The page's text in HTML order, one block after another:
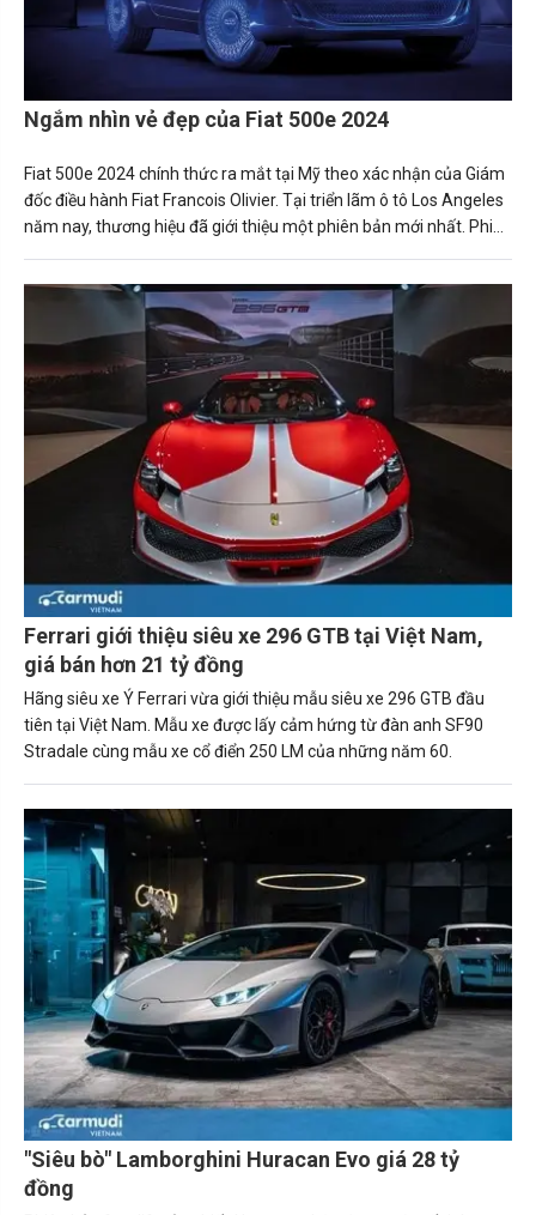
Ngắm nhìn vẻ đẹp của Fiat 500e 2024
Fiat 500e 2024 chính thức ra mắt tại Mỹ theo xác nhận của Giám
đốc điều hành Fiat Francois Olivier. Tại triển lãm ô tô Los Angeles
năm nay, thương hiệu đã giới thiệu một phiên bản mới nhất. Phiên
Ferrari giới thiệu siêu xe 296 GTB tại Việt Nam,
giá bán hơn 21 tỷ đồng
Hãng siêu xe Ý Ferrari vừa giới thiệu mẫu siêu xe 296 GTB đầu
tiên tại Việt Nam. Mẫu xe được lấy cảm hứng từ đàn anh SF90
Stradale cùng mẫu xe cổ điển 250 LM của những năm 60.
"Siêu bò" Lamborghini Huracan Evo giá 28 tỷ
đồng